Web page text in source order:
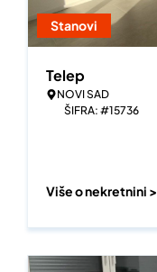
Stanovi
Telep
NOVI SAD
ŠIFRA: #15736
Više o nekretnini >